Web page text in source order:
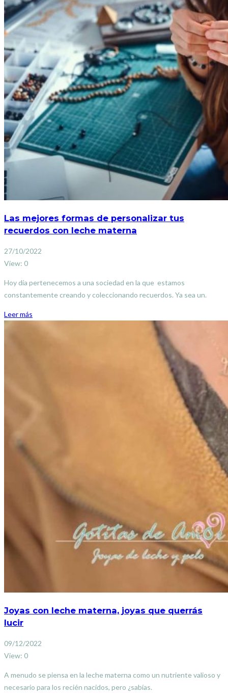
Las mejores formas de personalizar tus
recuerdos con leche materna
27/10/2022
View: 0
Hoy día pertenecemos a una sociedad en la que estamos
constantemente creando y coleccionando recuerdos. Ya sea un.
Leer más
Joyas con leche materna, joyas que querrás
lucir
09/12/2022
View: 0
A menudo se piensa en la leche materna como un nutriente valioso y
necesario para los recién nacidos, pero ¿sabías.